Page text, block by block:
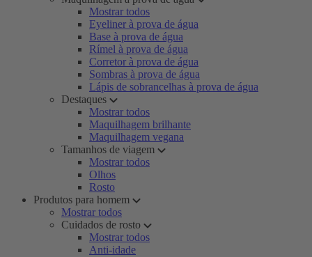
Mostrar todos
Eyeliner à prova de água
Base à prova de água
Rímel à prova de água
Corretor à prova de água
Sombras à prova de água
Lápis de sobrancelhas à prova de água
Destaques
Mostrar todos
Maquilhagem brilhante
Maquilhagem vegana
Tamanhos de viagem
Mostrar todos
Olhos
Rosto
Produtos para homem
Mostrar todos
Cuidados de rosto
Mostrar todos
Anti-idade